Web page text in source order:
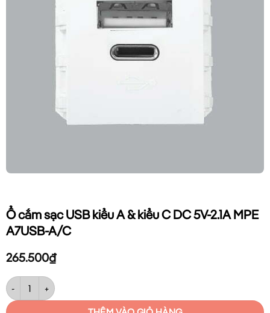
Ổ cắm sạc USB kiểu A & kiểu C DC 5V-2.1A MPE
A7USB-A/C
265.500₫
Ổ cắm sạc USB kiểu A & kiểu C DC 5V-2.1A MPE A7USB-A/C số lượng